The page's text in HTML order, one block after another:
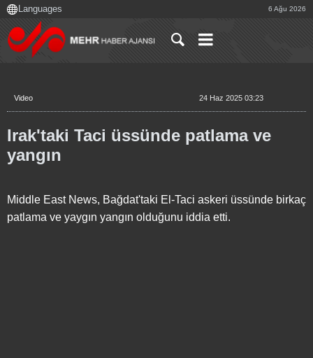
6 Ağu 2026
Video 24 Haz 2025 03:23
Irak'taki Taci üssünde patlama ve
yangın
Middle East News, Bağdat'taki El-Taci askeri üssünde birkaç
patlama ve yaygın yangın olduğunu iddia etti.